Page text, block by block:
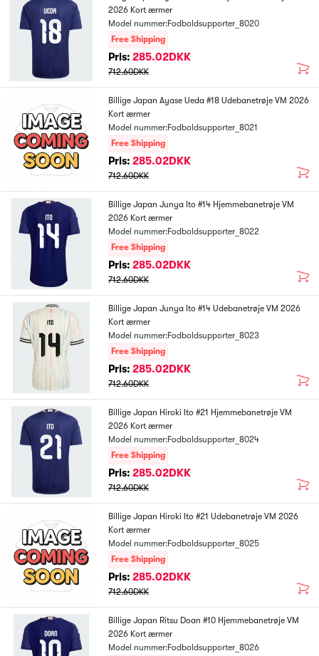
2026 Kort ærmer
Model nummer:Fodboldsupporter_8020
Free Shipping
Pris: 285.02DKK
712.60DKK
Billige Japan Ayase Ueda #18 Udebanetrøje VM 2026
Kort ærmer
Model nummer:Fodboldsupporter_8021
Free Shipping
Pris: 285.02DKK
712.60DKK
Billige Japan Junya Ito #14 Hjemmebanetrøje VM
2026 Kort ærmer
Model nummer:Fodboldsupporter_8022
Free Shipping
Pris: 285.02DKK
712.60DKK
Billige Japan Junya Ito #14 Udebanetrøje VM 2026
Kort ærmer
Model nummer:Fodboldsupporter_8023
Free Shipping
Pris: 285.02DKK
712.60DKK
Billige Japan Hiroki Ito #21 Hjemmebanetrøje VM
2026 Kort ærmer
Model nummer:Fodboldsupporter_8024
Free Shipping
Pris: 285.02DKK
712.60DKK
Billige Japan Hiroki Ito #21 Udebanetrøje VM 2026
Kort ærmer
Model nummer:Fodboldsupporter_8025
Free Shipping
Pris: 285.02DKK
712.60DKK
Billige Japan Ritsu Doan #10 Hjemmebanetrøje VM
2026 Kort ærmer
Model nummer:Fodboldsupporter_8026